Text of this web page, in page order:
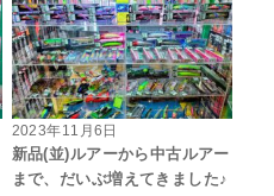
2023年11月6日
新品(並)ルアーから中古ルアー
まで、だいぶ増えてきました♪